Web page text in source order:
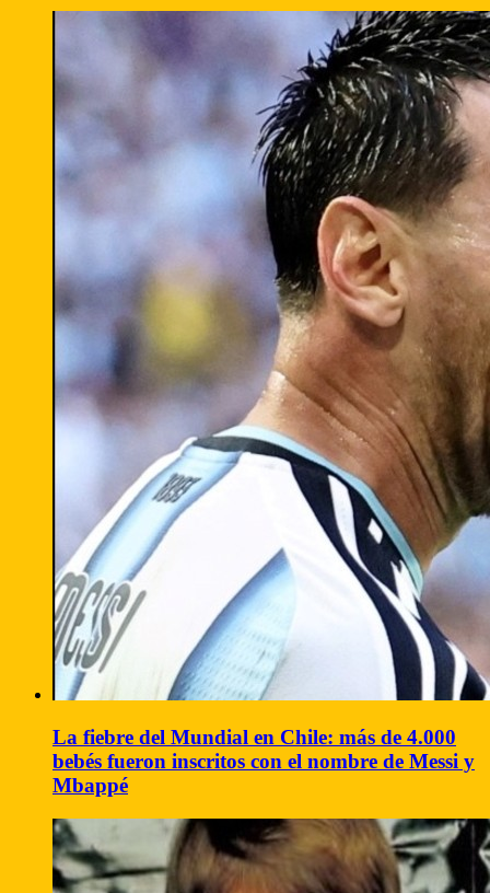
La fiebre del Mundial en Chile: más de 4.000
bebés fueron inscritos con el nombre de Messi y
Mbappé